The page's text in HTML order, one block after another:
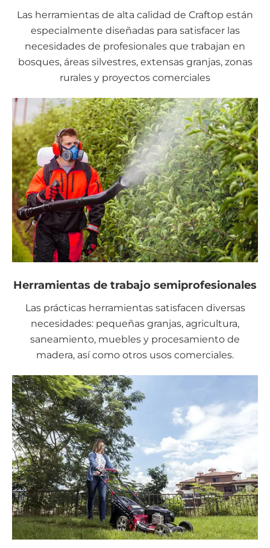
Las herramientas de alta calidad de Craftop están
especialmente diseñadas para satisfacer las
necesidades de profesionales que trabajan en
bosques, áreas silvestres, extensas granjas, zonas
rurales y proyectos comerciales
Herramientas de trabajo semiprofesionales
Las prácticas herramientas satisfacen diversas
necesidades: pequeñas granjas, agricultura,
saneamiento, muebles y procesamiento de
madera, así como otros usos comerciales.